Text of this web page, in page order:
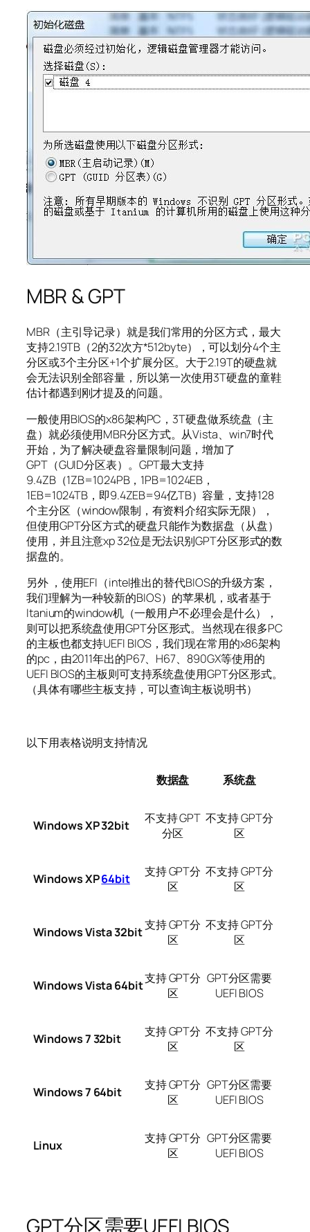
MBR & GPT
MBR（主引导记录）就是我们常用的分区方式，最大
支持2.19TB（2的32次方*512byte），可以划分4个主
分区或3个主分区+1个扩展分区。大于2.19T的硬盘就
会无法识别全部容量，所以第一次使用3T硬盘的童鞋
估计都遇到刚才提及的问题。
一般使用BIOS的x86架构PC，3T硬盘做系统盘（主
盘）就必须使用MBR分区方式。从Vista、win7时代
开始，为了解决硬盘容量限制问题，增加了
GPT（GUID分区表）。GPT最大支持
9.4ZB（1ZB=1024PB，1PB=1024EB，
1EB=1024TB，即9.4ZEB=94亿TB）容量，支持128
个主分区（window限制，有资料介绍实际无限），
但使用GPT分区方式的硬盘只能作为数据盘（从盘）
使用，并且注意xp 32位是无法识别GPT分区形式的数
据盘的。
另外 ，使用EFI（intel推出的替代BIOS的升级方案，
我们理解为一种较新的BIOS）的苹果机，或者基于
Itanium的window机（一般用户不必理会是什么），
则可以把系统盘使用GPT分区形式。当然现在很多PC
的主板也都支持UEFI BIOS，我们现在常用的x86架构
的pc，由2011年出的P67、H67、890GX等使用的
UEFI BIOS的主板则可支持系统盘使用GPT分区形式。
（具体有哪些主板支持，可以查询主板说明书）
以下用表格说明支持情况
数据盘 系统盘
Windows XP 32bit
不支持 GPT
分区
不支持 GPT分
区
Windows XP64bit
支持 GPT分
区
不支持 GPT分
区
Windows Vista 32bit支持 GPT分
区
不支持 GPT分
区
Windows Vista 64bit支持 GPT分
区
GPT分区需要
UEFI BIOS
Windows 7 32bit
支持 GPT分
区
不支持 GPT分
区
Windows 7 64bit
支持 GPT分
区
GPT分区需要
UEFI BIOS
Linux
支持 GPT分
区
GPT分区需要
UEFI BIOS
GPT分区需要UEFI BIOS